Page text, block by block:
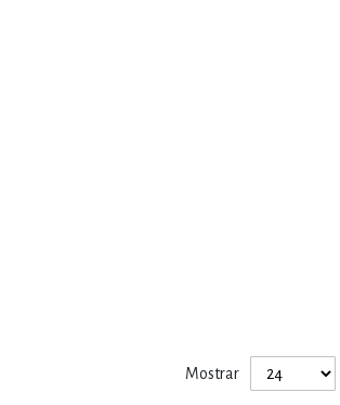
Mostrar